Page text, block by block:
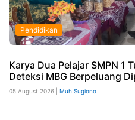
Pendidikan
Karya Dua Pelajar SMPN 1
Deteksi MBG Berpeluang
05 August 2026 | Muh Sugiono